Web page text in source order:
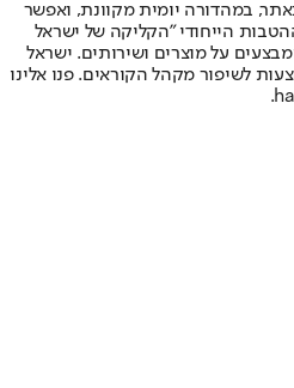
במהדורה יומית מקוונת, ואפשר
הייחודי "הקליקה של ישראל
על מוצרים ושירותים. ישראל
לשיפור מקהל הקוראים. פנו אלינו